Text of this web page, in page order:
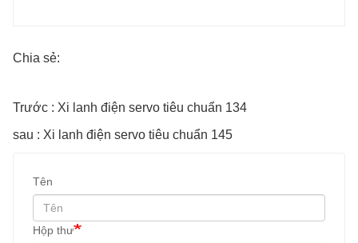
Chia sẻ:
Trước : Xi lanh điện servo tiêu chuẩn 134
sau : Xi lanh điện servo tiêu chuẩn 145
Tên
Hộp thư